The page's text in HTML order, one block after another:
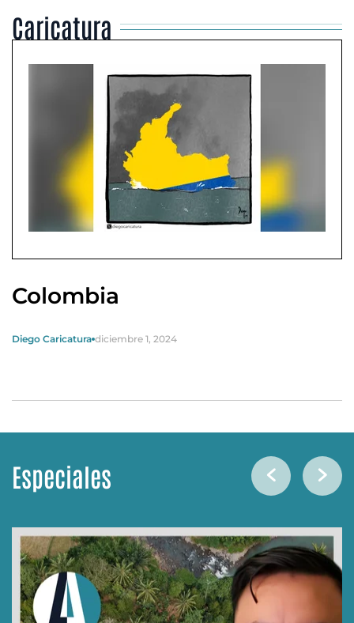
Caricatura
Colombia
Diego Caricatura diciembre 1, 2024
Especiales